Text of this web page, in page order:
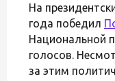
На
года победил
Национальной
голосов.
за этим